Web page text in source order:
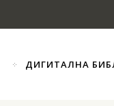
ДИГИТАЛНА